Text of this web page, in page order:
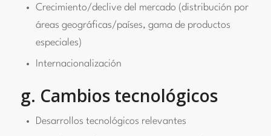
Crecimiento/declive del mercado (distribución por
áreas geográficas/países, gama de productos
especiales)
Internacionalización
g. Cambios tecnológicos
Desarrollos tecnológicos relevantes